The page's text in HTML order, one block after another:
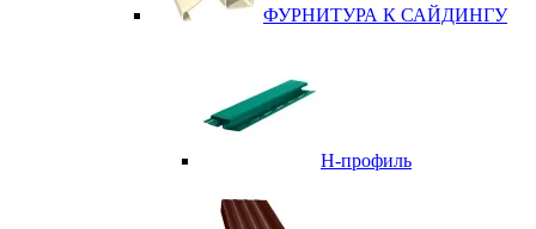
ФУРНИТУРА К САЙДИНГУ
Н-профиль